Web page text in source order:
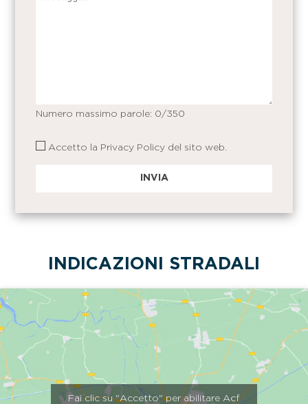
Numero massimo parole: 0/350
Accetto la Privacy Policy del sito web.
INDICAZIONI STRADALI
Fai clic su "Accetto" per abilitare Acf